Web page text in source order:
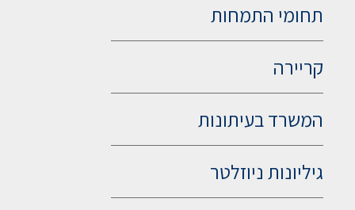
תחומי התמחות
קריירה
המשרד בעיתונות
גיליונות ניוזלטר